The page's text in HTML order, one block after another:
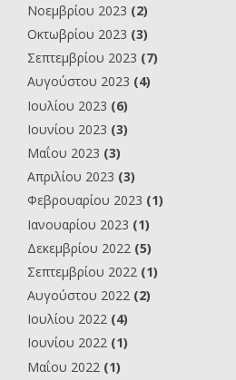
Νοεμβρίου 2023 (2)
Οκτωβρίου 2023 (3)
Σεπτεμβρίου 2023 (7)
Αυγούστου 2023 (4)
Ιουλίου 2023 (6)
Ιουνίου 2023 (3)
Μαΐου 2023 (3)
Απριλίου 2023 (3)
Φεβρουαρίου 2023 (1)
Ιανουαρίου 2023 (1)
Δεκεμβρίου 2022 (5)
Σεπτεμβρίου 2022 (1)
Αυγούστου 2022 (2)
Ιουλίου 2022 (4)
Ιουνίου 2022 (1)
Μαΐου 2022 (1)